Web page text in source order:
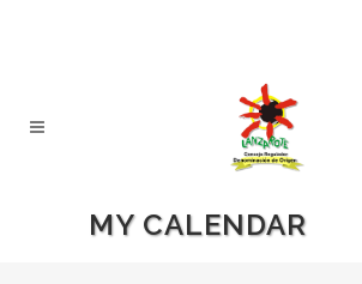
MY CALENDAR